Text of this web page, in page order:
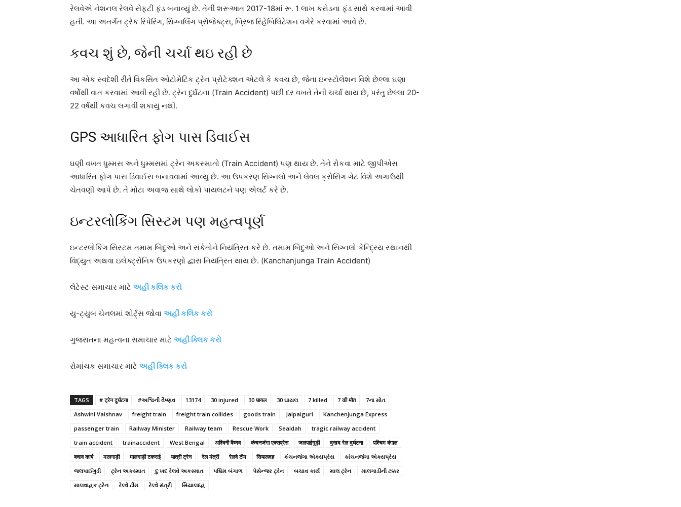
રેલવેએ નેશનલ રેલવે સેફ્ટી ફંડ બનાવ્યું છે. તેની શરૂઆત 2017-18માં રૂ. 1 લાખ કરોડના ફંડ સાથે કરવામાં આવી
હતી. આ અંતર્ગત ટ્રેક રિપેરિંગ, સિગ્નલિંગ પ્રોજેક્ટ્સ, બ્રિજ રિહેબિલિટેશન વગેરે કરવામાં આવે છે.
કવચ શું છે, જેની ચર્ચા થઇ રહી છે
આ એક સ્વદેશી રીતે વિકસિત ઓટોમેટિક ટ્રેન પ્રોટેક્શન એટલે કે કવચ છે, જેના ઇન્સ્ટોલેશન વિશે છેલ્લા ઘણા
વર્ષોથી વાત કરવામાં આવી રહી છે. ટ્રેન દુર્ઘટના (Train Accident) પછી દર વખતે તેની ચર્ચા થાય છે, પરંતુ છેલ્લા 20-
22 વર્ષથી કવચ લગાવી શકાયું નથી.
GPS આધારિત ફોગ પાસ ડિવાઈસ
ઘણી વખત ધુમ્મસ અને ધુમ્મસમાં ટ્રેન અકસ્માતો (Train Accident) પણ થાય છે. તેને રોકવા માટે જીપીએસ
આધારિત ફોગ પાસ ડિવાઈસ બનાવવામાં આવ્યું છે. આ ઉપકરણ સિગ્નલો અને લેવલ ક્રોસિંગ ગેટ વિશે અગાઉથી
ચેતવણી આપે છે. તે મોટા અવાજ સાથે લોકો પાયલટને પણ એલર્ટ કરે છે.
ઇન્ટરલોકિંગ સિસ્ટમ પણ મહત્વપૂર્ણ
ઇન્ટરલોકિંગ સિસ્ટમ તમામ બિંદુઓ અને સંકેતોને નિયંત્રિત કરે છે. તમામ બિંદુઓ અને સિગ્નલો કેન્દ્રિય સ્થાનથી
વિદ્યુત અથવા ઇલેક્ટ્રોનિક ઉપકરણો દ્વારા નિયંત્રિત થાય છે. (Kanchanjunga Train Accident)
લેટેસ્ટ સમાચાર માટે અહી કલિક કરો
યુ-ટ્યુબ ચેનલમાં શોર્ટ્સ જોવા અહીં કલિક કરો
ગુજરાતના મહત્વના સમાચાર માટે અહીં ક્લિક કરો
રોમાંચક સમાચાર માટે અહીં ક્લિક કરો
TAGS # ट्रेन दुर्घटना #અશ્વિની વૈષ્ણવ 13174 30 injured 30 घायल 30 ઘાયલ 7 killed 7 की मौत
7ના મોત
Ashwini Vaishnav
freight train freight train collides goods train Jalpaiguri
Kanchenjunga Express
passenger train
Railway Minister Railway team Rescue Work Sealdah
tragic railway accident
train accident
trainaccident West Bengal अश्विनी वैष्णव कंचनजंगा एक्सप्रेस जलपाईगुड़ी दुखद रेल दुर्घटना
पश्चिम बंगाल
बचाव कार्य
मालगाड़ी मालगाड़ी टकराई यात्री ट्रेन रेल मंत्री रेलवे टीम सियालदह કંચનજંગા એક્સપ્રેસ
કાંચનજંગા એક્સપ્રેસ
જલપાઈગુડી
ટ્રેન અકસ્માત દુ:ખદ રેલવે અકસ્માત પશ્ચિમ બંગાળ પેસેન્જર ટ્રેન બચાવ કાર્ય માલ ટ્રેન
માલગાડીની ટક્કર
માલવાહક ટ્રેન
રેલ્વે ટીમ રેલ્વે મંત્રી સિયાલદહ